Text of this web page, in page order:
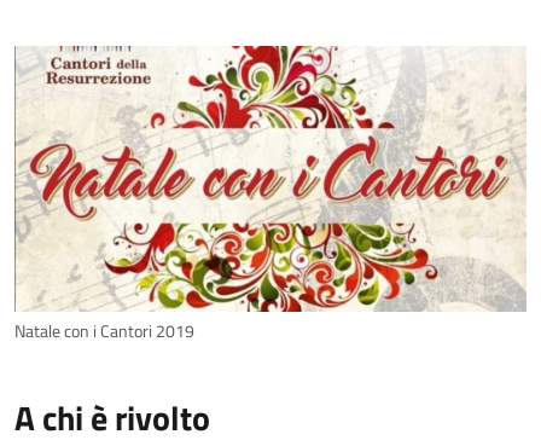
Natale con i Cantori 2019
A chi è rivolto